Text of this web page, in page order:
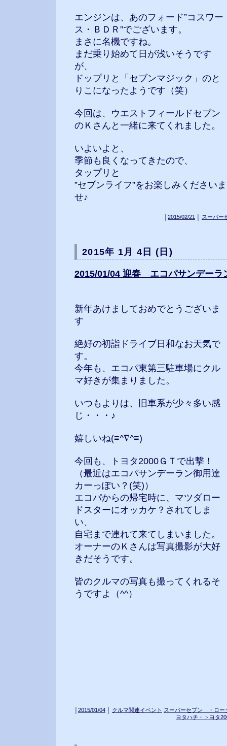
エンジンは、あのフォード”コスワー
ス・ＢＤＲ”でございます。
まさに名機ですね。
まだ乗り始めて日が浅いそうです
が、
ドップリと「セブンマジック」のと
りこになったようです（笑）
今回は、ウエストフィールドセブン
のＫさんと一緒に来てくれました。
いよいよと、
季節も良くなってきたので、
タップリと
”セブンライフ”をお楽しみくださいま
せ♪
2015/02/21 スーパー
2015年 1月 4日 (日)
2015/01/04 迎春 エコパサンデー
新年あけましておめでとうございま
す
絶好の初詣ドライブ日和なお天気で
す。
今年も、エコパ東第三駐車場にクル
マ好きが集まりました。
いつもよりは、旧車系が少々多い感
じ・・・♪
嬉しいね(≡^∇^≡)
今回も、トヨタ2000ＧＴで出撃！
（最近はエコパサンデーラン御用達
カーっぽい？(笑)）
エコパからの帰宅時に、マツダロー
ドスターにオッカケ？されてしま
い、
自宅まで連れて来てしまいました。
オーナーのＫさんは写真撮影が大好
きだそうです。
皆のクルマの写真も撮ってくれるそ
うですよ（^^）
2015/01/04 クルマ関連イベント スーパーセブン ・ロー
ヨタハチ・トヨタ